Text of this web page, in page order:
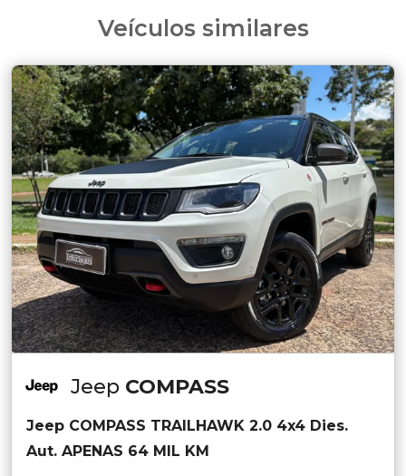
Veículos similares
Jeep COMPASS
Jeep COMPASS TRAILHAWK 2.0 4x4 Dies.
Aut. APENAS 64 MIL KM